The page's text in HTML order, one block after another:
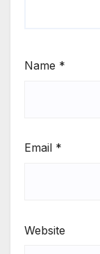
Name *
Email *
Website